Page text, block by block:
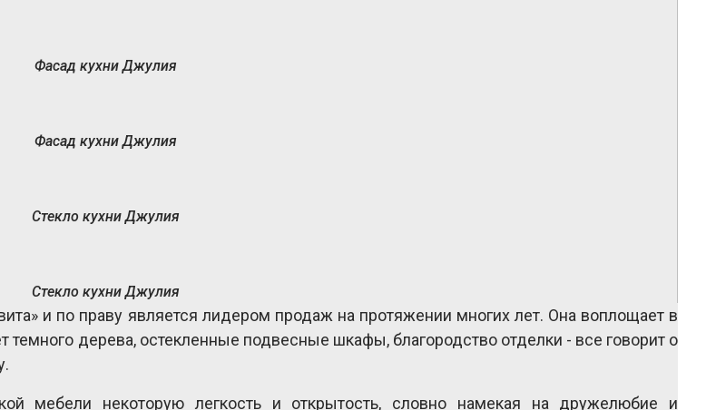
Фасад кухни Джулия
Фасад кухни Джулия
Стекло кухни Джулия
Стекло кухни Джулия
и по праву является лидером продаж на протяжении многих лет. Она воплощает в
темного дерева, остекленные подвесные шкафы, благородство отделки - все говорит о
мебели некоторую легкость и открытость, словно намекая на дружелюбие и